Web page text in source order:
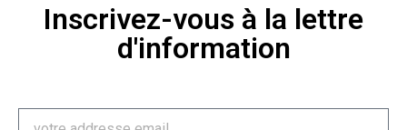
Inscrivez-vous à la lettre
d'information